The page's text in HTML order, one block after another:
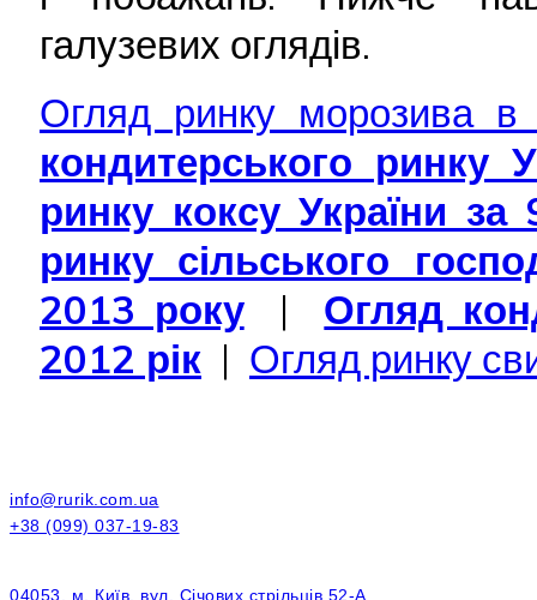
галузевих оглядів.
Огляд ринку морозива в
кондитерського ринку
ринку коксу України за
ринку сільського
2013 року| Огляд
2012 рік | Огляд ринку
info@rurik.com.ua
+38 (099) 037-19-83
04053, м. Київ, вул. Січових стрільців 52-А